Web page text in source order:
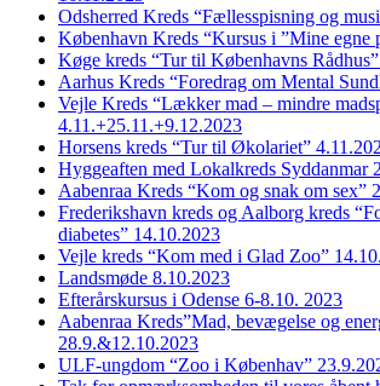
Odsherred Kreds “Fællesspisning og
København Kreds “Kursus i ”Mine egne
Køge kreds “Tur til Københavns
Aarhus Kreds “Foredrag om Mental
Vejle Kreds “Lækker mad – mindre
4.11.+25.11.+9.12.2023
Horsens kreds “Tur til Økolariet”
Hyggeaften med Lokalkreds Syddanmar
Aabenraa Kreds “Kom og snak om sex”
Frederikshavn kreds og Aalborg kreds
diabetes” 14.10.2023
Vejle kreds “Kom med i Glad Zoo”
Landsmøde 8.10.2023
Efterårskursus i Odense 6-8.10. 2023
Aabenraa Kreds”Mad, bevægelse og
28.9.&12.10.2023
ULF-ungdom “Zoo i Københav”